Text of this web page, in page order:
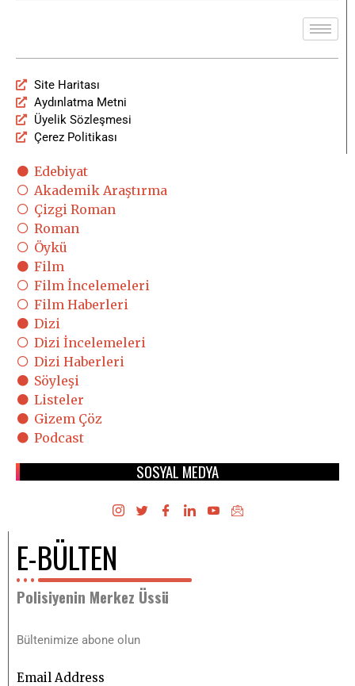
Site Haritası
Aydınlatma Metni
Üyelik Sözleşmesi
Çerez Politikası
Edebiyat
Akademik Araştırma
Çizgi Roman
Roman
Öykü
Film
Film İncelemeleri
Film Haberleri
Dizi
Dizi İncelemeleri
Dizi Haberleri
Söyleşi
Listeler
Gizem Çöz
Podcast
SOSYAL MEDYA
E-BÜLTEN
Polisiyenin Merkez Üssü
Bültenimize abone olun
Email Address